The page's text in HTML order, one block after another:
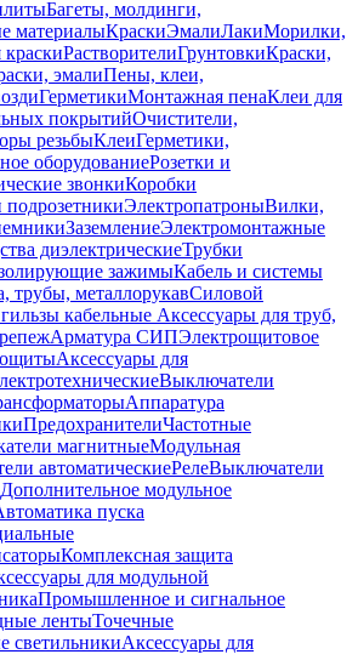
Багеты, молдинги,
материалыКраскиЭмалиЛакиМорилки,
РастворителиГрунтовкиКраски,
эмалиПены, клеи,
ГерметикиМонтажная пенаКлеи для
покрытийОчистители,
резьбыКлеиГерметики,
оборудованиеРозетки и
звонкиКоробки
подрозетникиЭлектропатроныВилки,
ЗаземлениеЭлектромонтажные
диэлектрическиеТрубки
зажимыКабель и системы
трубы, металлорукавСиловой
кабельные Аксессуары для труб,
Арматура СИПЭлектрощитовое
Аксессуары для
Выключатели
Аппаратура
ПредохранителиЧастотные
магнитныеМодульная
автоматическиеРелеВыключатели
Дополнительное модульное
пуска
Комплексная защита
для модульной
Промышленное и сигнальное
лентыТочечные
светильникиАксессуары для